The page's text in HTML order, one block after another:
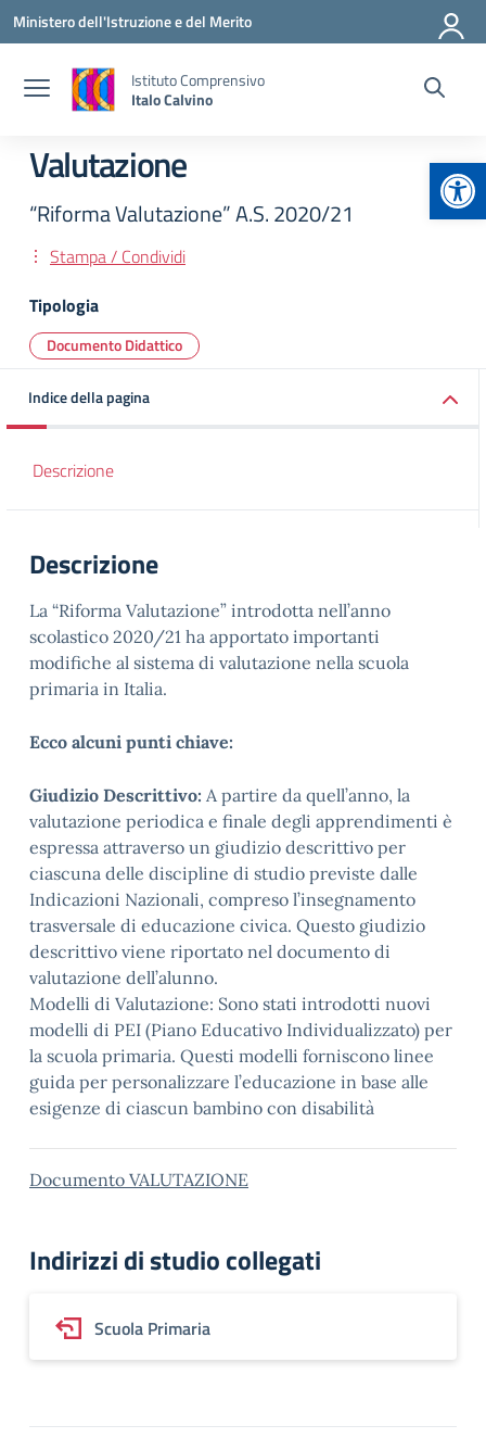
Vai ai contenuti
Vai al menu di navigazione
Vai al footer
Ministero dell'Istruzione e del Merito
Istituto Comprensivo
Italo Calvino
Valutazione
“Riforma Valutazione” A.S. 2020/21
Stampa / Condividi
Tipologia
Documento Didattico
Indice della pagina
Descrizione
Descrizione
La “Riforma Valutazione” introdotta nell’anno
scolastico 2020/21 ha apportato importanti
modifiche al sistema di valutazione nella scuola
primaria in Italia.
Ecco alcuni punti chiave:
Giudizio Descrittivo: A partire da quell’anno, la
valutazione periodica e finale degli apprendimenti è
espressa attraverso un giudizio descrittivo per
ciascuna delle discipline di studio previste dalle
Indicazioni Nazionali, compreso l’insegnamento
trasversale di educazione civica. Questo giudizio
descrittivo viene riportato nel documento di
valutazione dell’alunno.
Modelli di Valutazione: Sono stati introdotti nuovi
modelli di PEI (Piano Educativo Individualizzato) per
la scuola primaria. Questi modelli forniscono linee
guida per personalizzare l’educazione in base alle
esigenze di ciascun bambino con disabilità
Documento VALUTAZIONE
Indirizzi di studio collegati
Scuola Primaria